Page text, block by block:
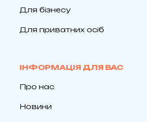
Для бізнесу
Для приватних осіб
ІНФОРМАЦІЯ ДЛЯ ВАС
Про нас
Новини